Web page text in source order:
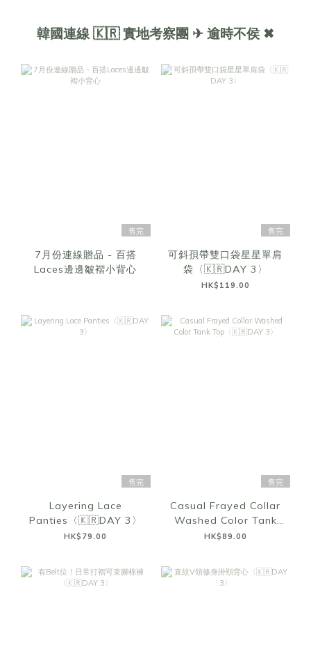
韓國連線 🇰🇷 實地考察團 ✈ 逾時不侯 ✖︎
售完
7月份連線贈品 - 百搭
Laces邊邊皺褶小背心
售完
可斜孭帶雙口袋星星單肩
袋〈🇰🇷DAY 3〉
HK$119.00
售完
Layering Lace
Panties〈🇰🇷DAY 3〉
HK$79.00
售完
Casual Frayed Collar
Washed Color Tank
Top〈🇰🇷DAY 3〉
HK$89.00